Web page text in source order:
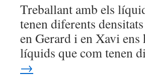
Treballant amb els
tenen diferents
en Gerard i en Xavi
líquids que com tenen
→